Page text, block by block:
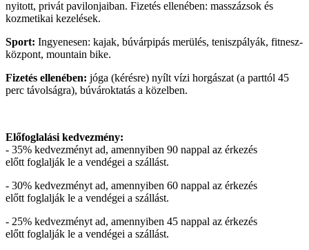
nyitott, privát pavilonjaiban. Fizetés ellenében: masszázsok és
kozmetikai kezelések.
Sport: Ingyenesen: kajak, búvárpipás merülés, teniszpályák, fitnesz-
központ, mountain bike.
Fizetés ellenében: jóga (kérésre) nyílt vízi horgászat (a parttól 45
perc távolságra), búvároktatás a közelben.
Előfoglalási kedvezmény:
- 35% kedvezményt ad, amennyiben 90 nappal az érkezés
előtt foglalják le a vendégei a szállást.
- 30% kedvezményt ad, amennyiben 60 nappal az érkezés
előtt foglalják le a vendégei a szállást.
- 25% kedvezményt ad, amennyiben 45 nappal az érkezés
előtt foglalják le a vendégei a szállást.